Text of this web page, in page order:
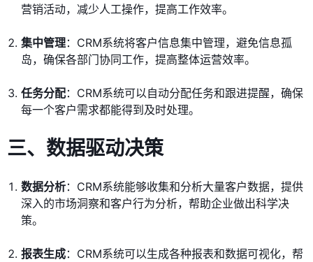
营销活动，减少人工操作，提高工作效率。
集中管理：CRM系统将客户信息集中管理，避免信息孤
岛，确保各部门协同工作，提高整体运营效率。
任务分配：CRM系统可以自动分配任务和跟进提醒，确保
每一个客户需求都能得到及时处理。
三、数据驱动决策
数据分析：CRM系统能够收集和分析大量客户数据，提供
深入的市场洞察和客户行为分析，帮助企业做出科学决
策。
报表生成：CRM系统可以生成各种报表和数据可视化，帮